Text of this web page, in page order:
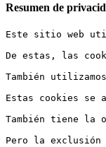
Resumen de
Este sitio web
De estas, las
También
Estas cookies se
También tiene la
Pero la exclusión